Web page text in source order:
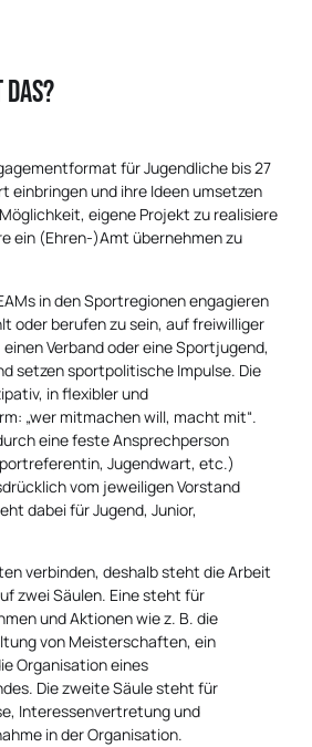
das?
für Jugendliche bis 27
einbringen und ihre Ideen umsetzen
eigene Projekt zu realisiere
ein (Ehren-)Amt übernehmen zu
in den Sportregionenengagieren
oder berufen zu sein, auf freiwilliger
einen Verband oder eine Sportjugend,
setzen sportpolitische Impulse. Die
in flexibler und
„wer mitmachen will, macht mit“.
eine feste Ansprechperson
Jugendwart, etc.)
vom jeweiligen Vorstand
dabei für Jugend, Junior,
verbinden, deshalb steht die Arbeit
zwei Säulen. Eine steht für
und Aktionen wie z. B. die
von Meisterschaften, ein
Organisation eines
Die zweite Säule steht für
Interessenvertretung und
in der Organisation.